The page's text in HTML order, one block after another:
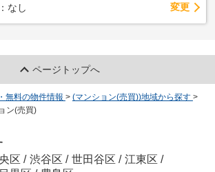
なし 変更
ページトップへ
無料の物件情報 > (マンション(売買))地域から探す >
ン(売買)
区 / 渋谷区 / 世田谷区 / 江東区 /